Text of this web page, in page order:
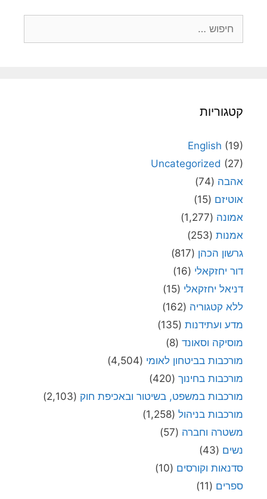
קטגוריות
English (19)
Uncategorized (27)
אהבה (74)
אוטיזם (15)
אמונה (1,277)
אמנות (253)
גרשון הכהן (817)
דור יחזקאלי (16)
דניאל יחזקאלי (15)
ללא קטגוריה (162)
מדע ועתידנות (135)
מוסיקה וסאונד (8)
מורכבות בביטחון לאומי (4,504)
מורכבות בחינוך (420)
מורכבות במשפט, בשיטור ובאכיפת חוק (2,103)
מורכבות בניהול (1,258)
משטרה וחברה (57)
נשים (43)
סדנאות וקורסים (10)
ספרים (11)